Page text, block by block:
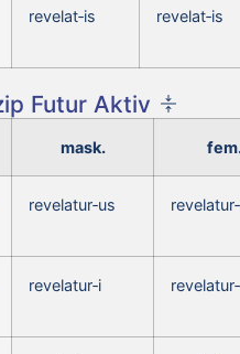
revelat‑is revelat‑is
Futur Aktiv
mask.
revelatur‑us
revelatur‑i